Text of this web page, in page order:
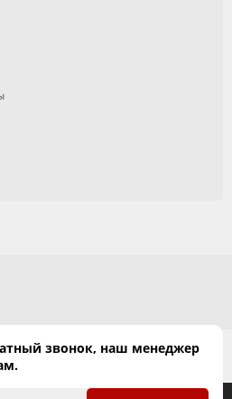
звонок, наш менеджер